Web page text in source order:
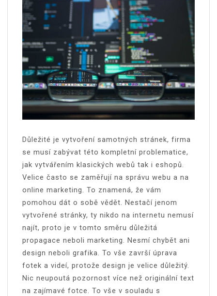
Důležité je vytvoření samotných stránek, firma
se musí zabývat této kompletní problematice,
jak vytvářením klasických webů tak i eshopů.
Velice často se zaměřují na správu webu a na
online marketing. To znamená, že vám
pomohou dát o sobě vědět. Nestačí jenom
vytvořené stránky, ty nikdo na internetu nemusí
najít, proto je v tomto směru důležitá
propagace neboli marketing. Nesmí chybět ani
design neboli grafika. To vše završí úprava
fotek a videí, protože design je velice důležitý.
Nic neupoutá pozornost více než originální text
na zajímavé fotce. To vše v souladu s